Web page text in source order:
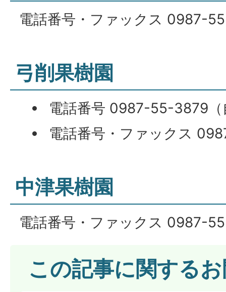
電話番号・ファックス 0987-
弓削果樹園
電話番号 0987-55-3879（
電話番号・ファックス
中津果樹園
電話番号・ファックス 0987-
この記事に関する